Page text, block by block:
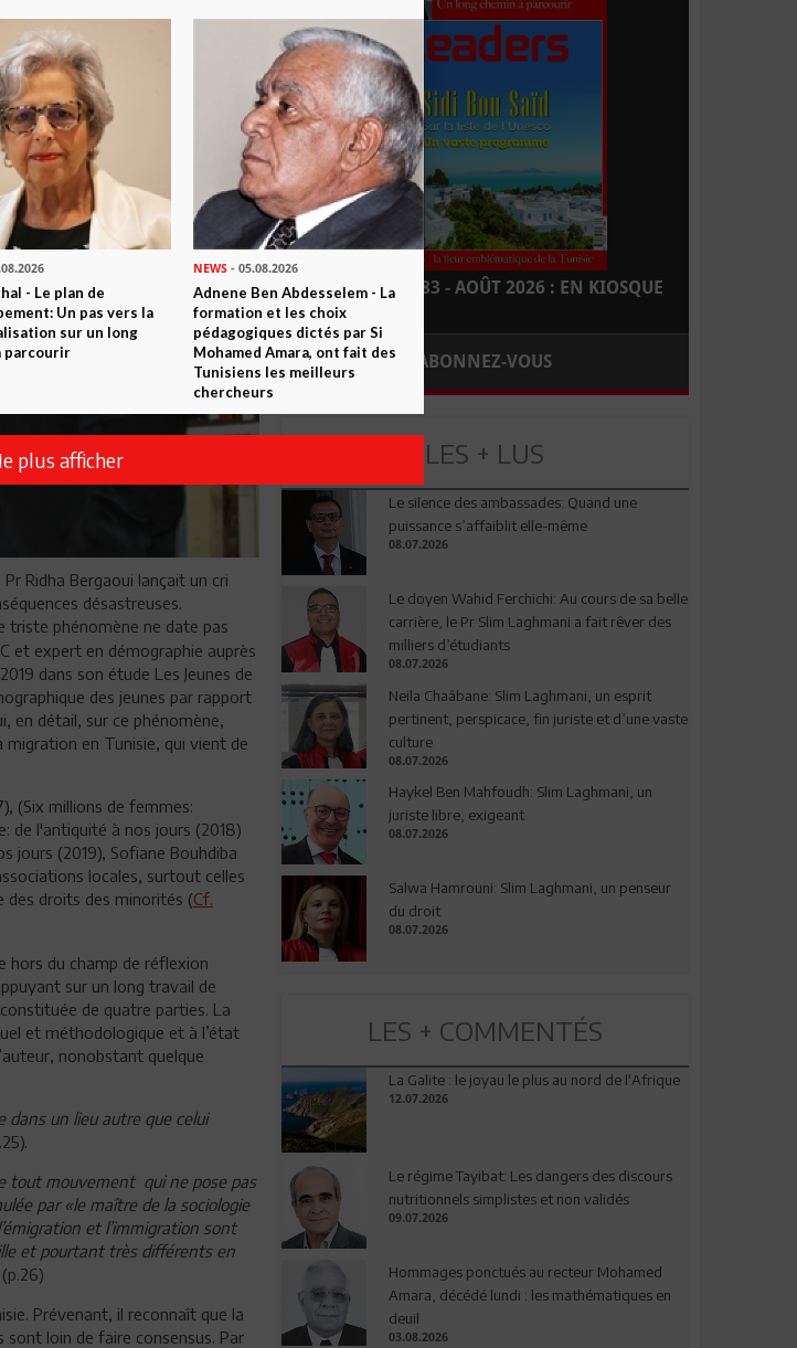
Ridha Bergaoui lançait un cri
désastreuses.
triste phénomène ne date pas
et expert en démographie auprès
dans son étude Les Jeunes de
des jeunes par rapport
en détail, sur ce phénomène,
migration en Tunisie, qui vient de
(Six millions de femmes:
de l'antiquité à nos jours (2018)
jours (2019), Sofiane Bouhdiba
locales, surtout celles
des droits des minorités (Cf.
hors du champ de réflexion
sur un long travail de
de quatre parties. La
et méthodologique et à l’état
nonobstant quelque
un lieu autre que celui
tout mouvement qui ne pose pas
par «le maître de la sociologie
et l’immigration sont
et pourtant très différents en
(p.26)
Prévenant, il reconnaît que la
sont loin de faire consensus. Par
LEADERS N° 183 - AOÛT 2026 : EN KIOSQUE
ABONNEZ-VOUS
LES + LUS
Le silence des ambassades: Quand une
puissance s’affaiblit elle-même
08.07.2026
Le doyen Wahid Ferchichi: Au cours de sa belle
carrière, le Pr Slim Laghmani a fait rêver des
milliers d’étudiants
08.07.2026
Neila Chaâbane: Slim Laghmani, un esprit
pertinent, perspicace, fin juriste et d’une vaste
culture
08.07.2026
Haykel Ben Mahfoudh: Slim Laghmani, un
juriste libre, exigeant
08.07.2026
Salwa Hamrouni: Slim Laghmani, un penseur
du droit
08.07.2026
LES + COMMENTÉS
La Galite : le joyau le plus au nord de l'Afrique
12.07.2026
Le régime Tayibat: Les dangers des discours
nutritionnels simplistes et non validés
09.07.2026
Hommages ponctués au recteur Mohamed
Amara, décédé lundi : les mathématiques en
deuil
03.08.2026
- Le plan de
Un pas vers la
sur un long
parcourir
NEWS- 05.08.2026
Adnene Ben Abdesselem - La
formation et les choix
pédagogiques dictés par Si
Mohamed Amara, ont fait des
Tunisiens les meilleurs
chercheurs
plus afficher